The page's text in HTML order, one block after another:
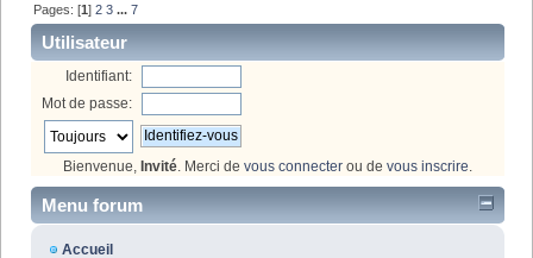
Pages: [1]2 3 ...7
Utilisateur
Identifiant:
Mot de passe:
Bienvenue, Invité. Merci de vous connecter ou de vous inscrire.
Menu forum
Accueil